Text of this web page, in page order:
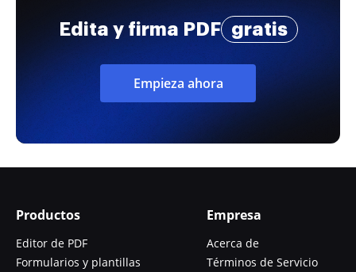
Edita y firma PDF gratis
Empieza ahora
Productos
Editor de PDF
Formularios y plantillas
Empresa
Acerca de
Términos de Servicio